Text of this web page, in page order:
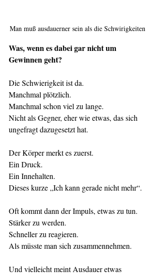
Man muß ausdauerner sein als die Schwirigkeiten
Was, wenn es dabei gar nicht um
Gewinnen geht?
Die Schwierigkeit ist da.
Manchmal plötzlich.
Manchmal schon viel zu lange.
Nicht als Gegner, eher wie etwas, das sich
ungefragt dazugesetzt hat.
Der Körper merkt es zuerst.
Ein Druck.
Ein Innehalten.
Dieses kurze „Ich kann gerade nicht mehr“.
Oft kommt dann der Impuls, etwas zu tun.
Stärker zu werden.
Schneller zu reagieren.
Als müsste man sich zusammennehmen.
Und vielleicht meint Ausdauer etwas